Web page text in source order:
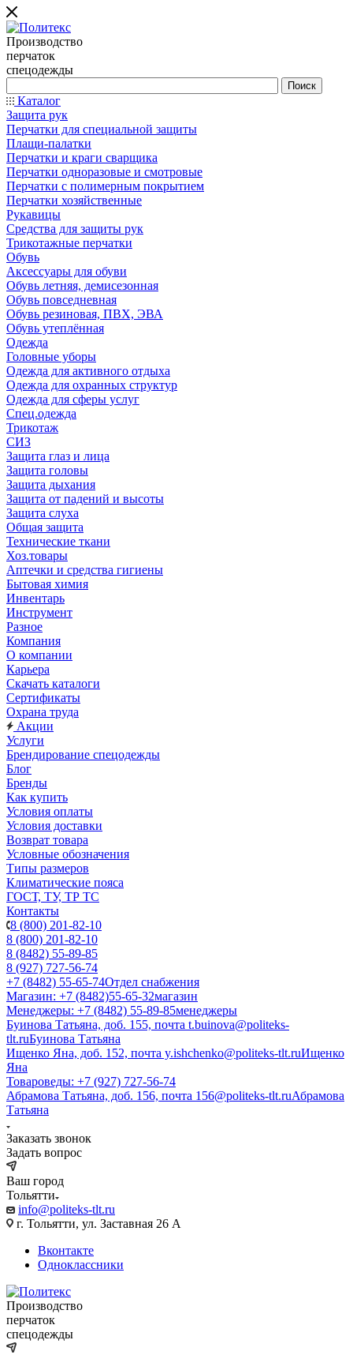
Производство
перчаток
спецодежды
Каталог
Защита рук
Перчатки для специальной защиты
Плащи-палатки
Перчатки и краги сварщика
Перчатки одноразовые и смотровые
Перчатки с полимерным покрытием
Перчатки хозяйственные
Рукавицы
Средства для защиты рук
Трикотажные перчатки
Обувь
Аксессуары для обуви
Обувь летняя, демисезонная
Обувь повседневная
Обувь резиновая, ПВХ, ЭВА
Обувь утеплённая
Одежда
Головные уборы
Одежда для активного отдыха
Одежда для охранных структур
Одежда для сферы услуг
Спец.одежда
Трикотаж
СИЗ
Защита глаз и лица
Защита головы
Защита дыхания
Защита от падений и высоты
Защита слуха
Общая защита
Технические ткани
Хоз.товары
Аптечки и средства гигиены
Бытовая химия
Инвентарь
Инструмент
Разное
Компания
О компании
Карьера
Cкачать каталоги
Сертификаты
Охрана труда
Акции
Услуги
Брендирование спецодежды
Блог
Бренды
Как купить
Условия оплаты
Условия доставки
Возврат товара
Условные обозначения
Типы размеров
Климатические пояса
ГОСТ, ТУ, ТР ТС
Контакты
8 (800) 201-82-10
8 (800) 201-82-10
8 (8482) 55-89-85
8 (927) 727-56-74
+7 (8482) 55-65-74Отдел снабжения
Магазин: +7 (8482)55-65-32магазин
Менеджеры: +7 (8482) 55-89-85менеджеры
Буинова Татьяна, доб. 155, почта t.buinova@politeks-
tlt.ruБуинова Татьяна
Ищенко Яна, доб. 152, почта y.ishchenko@politeks-tlt.ruИщенко
Яна
Товароведы: +7 (927) 727-56-74
Абрамова Татьяна, доб. 156, почта 156@politeks-tlt.ruАбрамова
Татьяна
Заказать звонок
Задать вопрос
Ваш город
Тольятти
info@politeks-tlt.ru
г. Тольятти, ул. Заставная 26 А
Вконтакте
Одноклассники
Производство
перчаток
спецодежды